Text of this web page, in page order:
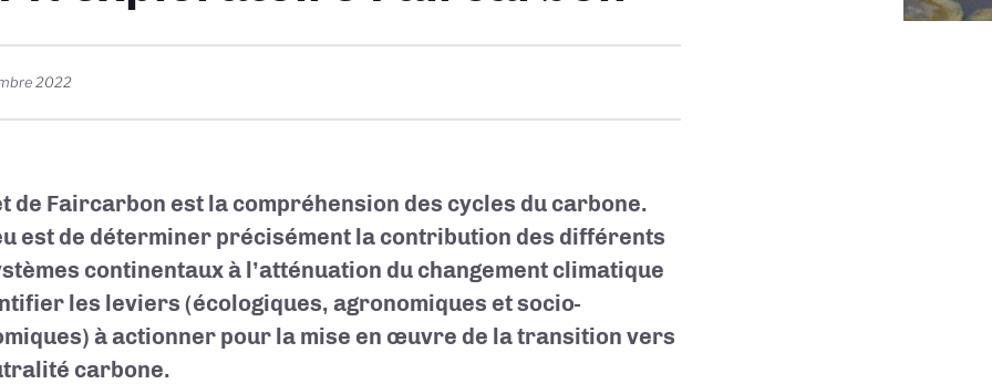
2022
de Faircarbon est la compréhension des cycles du carbone.
est de déterminer précisément la contribution des différents
continentaux à l’atténuation du changement climatique
les leviers (écologiques, agronomiques et socio-
à actionner pour la mise en œuvre de la transition vers
carbone.